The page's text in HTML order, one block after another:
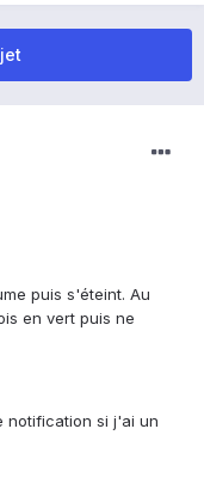
puis s'éteint. Au
en vert puis ne
notification si j'ai un